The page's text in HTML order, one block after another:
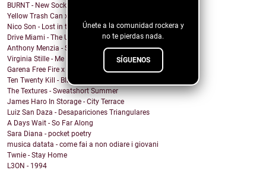
Únete a la comunidad rockera y
no te pierdas nada.
SÍGUENOS
BURNT - New Socks
Yellow Trash Can x Keith Canva$ - Can't hear
Nico Son - Lost in the Shade
Drive Miami - The Unknown
Anthony Menzia - Sorceress Olga
Virginia Stille - Me Engañaste
Garena Free Fire x YMIR - Feeling the Fire
Ten Twenty Kill - Black Eleven
The Textures - Sweatshort Summer
James Haro In Storage - City Terrace
Luiz San Daza - Desapariciones Triangulares
A Days Wait - So Far Along
Sara Diana - pocket poetry
musica datata - come fai a non odiare i giovani
Twnie - Stay Home
L3ON - 1994